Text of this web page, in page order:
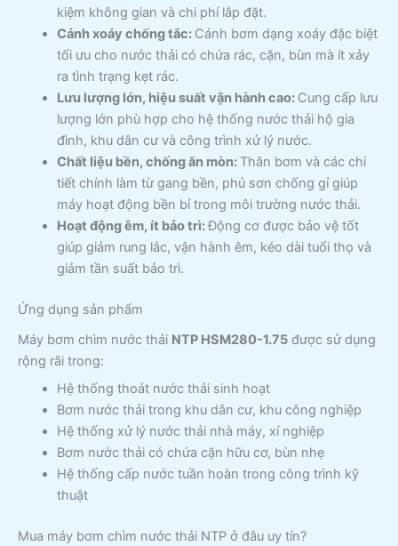
kiệm không gian và chi phí lắp đặt.
Cánh xoáy chống tắc: Cánh bơm dạng xoáy đặc biệt
tối ưu cho nước thải có chứa rác, cặn, bùn mà ít xảy
ra tình trạng kẹt rác.
Lưu lượng lớn, hiệu suất vận hành cao: Cung cấp lưu
lượng lớn phù hợp cho hệ thống nước thải hộ gia
đình, khu dân cư và công trình xử lý nước.
Chất liệu bền, chống ăn mòn: Thân bơm và các chi
tiết chính làm từ gang bền, phủ sơn chống gỉ giúp
máy hoạt động bền bỉ trong môi trường nước thải.
Hoạt động êm, ít bảo trì:Động cơ được bảo vệ tốt
giúp giảm rung lắc, vận hành êm, kéo dài tuổi thọ và
giảm tần suất bảo trì.
Ứng dụng sản phẩm
Máy bơm chìm nước thải NTP HSM280-1.75 được sử dụng
rộng rãi trong:
Hệ thống thoát nước thải sinh hoạt
Bơm nước thải trong khu dân cư, khu công nghiệp
Hệ thống xử lý nước thải nhà máy, xí nghiệp
Bơm nước thải có chứa cặn hữu cơ, bùn nhẹ
Hệ thống cấp nước tuần hoàn trong công trình kỹ
thuật
Mua máy bơm chìm nước thải NTP ở đâu uy tín?